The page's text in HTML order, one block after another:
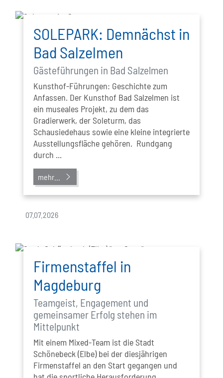
SOLEPARK: Demnächst in
Bad Salzelmen
Gästeführungen in Bad Salzelmen
Kunsthof-Führungen: Geschichte zum
Anfassen. Der Kunsthof Bad Salzelmen ist
ein museales Projekt, zu dem das
Gradierwerk, der Soleturm, das
Schausiedehaus sowie eine kleine integrierte
Ausstellungsfläche gehören. Rundgang
durch ...
mehr...
07.07.2026
Firmenstaffel in
Magdeburg
Teamgeist, Engagement und
gemeinsamer Erfolg stehen im
Mittelpunkt
Mit einem Mixed-Team ist die Stadt
Schönebeck (Elbe) bei der diesjährigen
Firmenstaffel an den Start gegangen und